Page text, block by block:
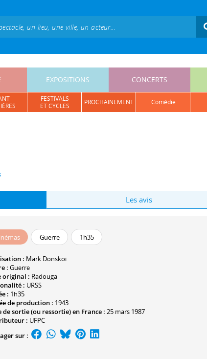
EXPOSITIONS CONCERTS
FESTIVALS
ET CYCLES
PROCHAINEMENT comédie
Les avis
Guerre 1h35
: Mark Donskoï
: Guerre
original : Radouga
: URSS
: 1h35
de production : 1943
de sortie (ou ressortie) en France : 25 mars 1987
: UFPC
sur :